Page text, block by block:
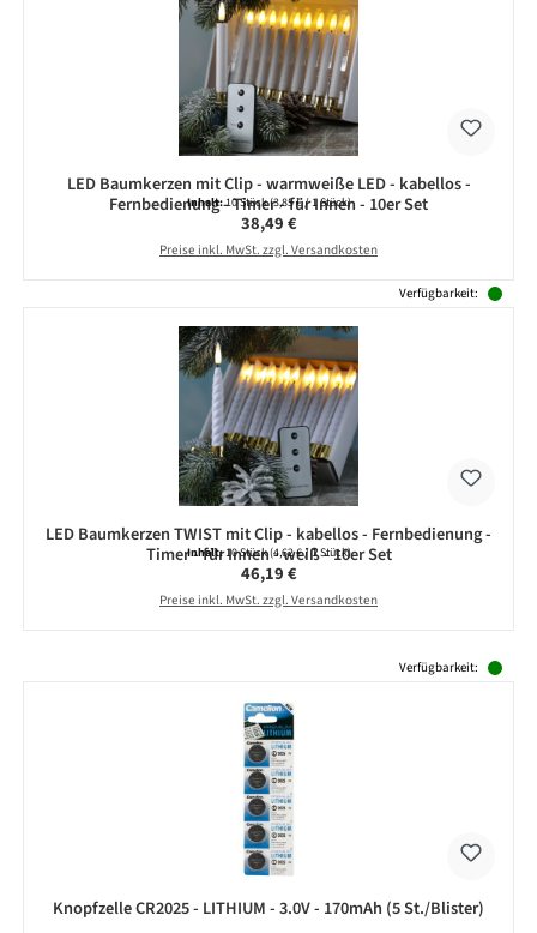
LED Baumkerzen mit Clip - warmweiße LED - kabellos -
Fernbedienung - Timer - für Innen - 10er Set
Inhalt:10 Stück(3,85 € / 1 Stück)
Regulärer Preis:
38,49 €
Preise inkl. MwSt. zzgl. Versandkosten
Verfügbarkeit:
LED Baumkerzen TWIST mit Clip - kabellos - Fernbedienung -
Timer - für Innen - weiß - 10er Set
Inhalt:10 Stück(4,62 € / 1 Stück)
Regulärer Preis:
46,19 €
Preise inkl. MwSt. zzgl. Versandkosten
Verfügbarkeit:
Knopfzelle CR2025 - LITHIUM - 3.0V - 170mAh (5 St./Blister)